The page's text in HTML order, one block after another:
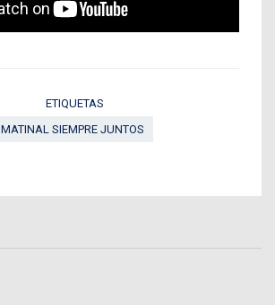
ETIQUETAS
MATINAL SIEMPRE JUNTOS